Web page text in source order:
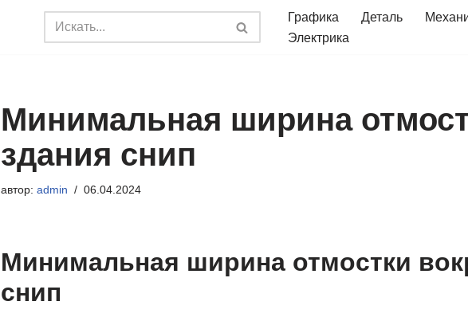
Графика Деталь
Электрика
Минимальная ширина
здания снип
автор: admin 06.04.2024
Минимальная ширина отмостки
снип